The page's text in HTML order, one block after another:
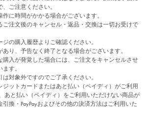
ご注意ください。
作に時間がかかる場合がございます。
ご注文後のキャンセル・返品・交換は一切お受けで
ジの購入履歴よりご確認ください。
あり、予告なく終了となる場合がございます。
購入が発覚した場合には、ご注文をキャンセルさせ
す。
は対象外ですのでご了承ください。
ジットカードまたはあと払い（ペイディ）がご利用
あと払い（ペイディ）をご利用いただけない商品が
換・PayPayおよびその他の決済方法はご利用いた